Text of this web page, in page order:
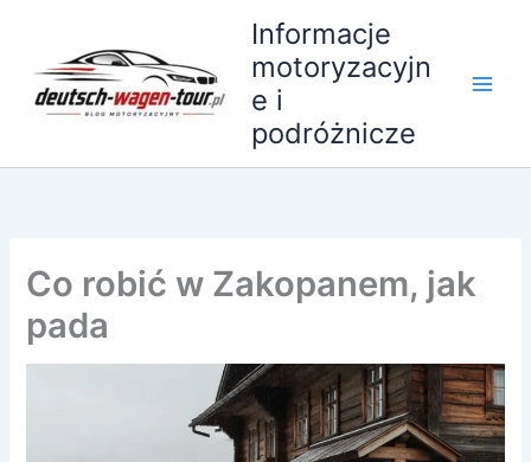
treści
Informacje
motoryzacyjn
e i
podróżnicze
Co robić w Zakopanem, jak
pada